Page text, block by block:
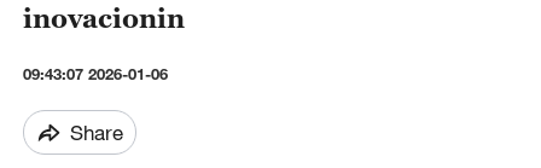
inovacionin
09:43:07 2026-01-06
Share